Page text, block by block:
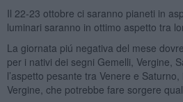
Il 22-23 ottobre ci saranno pianeti in
luminari saranno in ottimo aspetto tra
La giornata piú negativa del mese
per i nativi dei segni Gemelli, Vergine,
l’aspetto pesante tra Venere e
Vergine, che potrebbe fare sorgere